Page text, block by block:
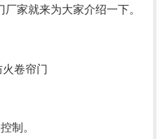
家就来为大家介绍一下。
制。